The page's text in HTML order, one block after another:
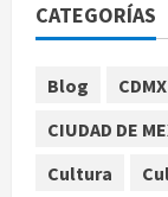
CATEGORÍAS
Blog CDMX
CIUDAD DE
Cultura